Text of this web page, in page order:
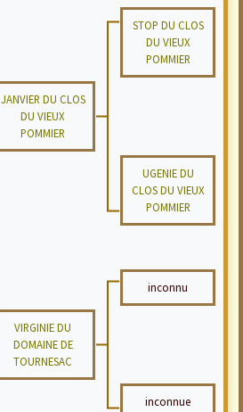
STOP DU CLOS
DU VIEUX
POMMIER
JANVIER DU CLOS
DU VIEUX
POMMIER
UGENIE DU
CLOS DU VIEUX
POMMIER
inconnu
VIRGINIE DU
DOMAINE DE
TOURNESAC
inconnue